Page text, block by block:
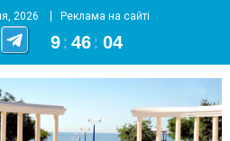
2026 Реклама на сайті
9 : 46 : 05
города Южный